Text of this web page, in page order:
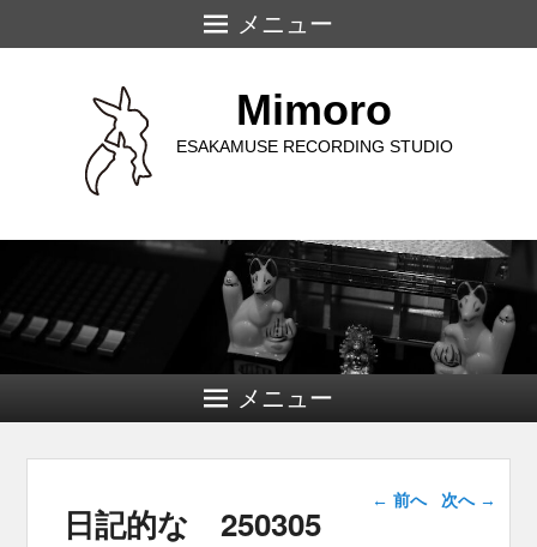
メニュー
Mimoro
ESAKAMUSE RECORDING STUDIO
メニュー
投稿ナビゲー
ション
← 前へ 次へ →
日記的な 250305